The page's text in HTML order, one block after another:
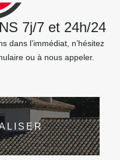
7j/7 et 24h/24
dans l’immédiat, n’hésitez
ou à nous appeler.